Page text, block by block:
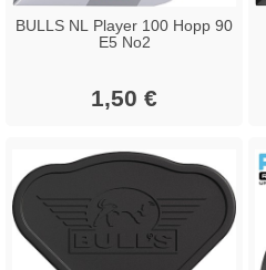
BULLS NL Player 100 Hopp 90
E5 No2
1,50 €